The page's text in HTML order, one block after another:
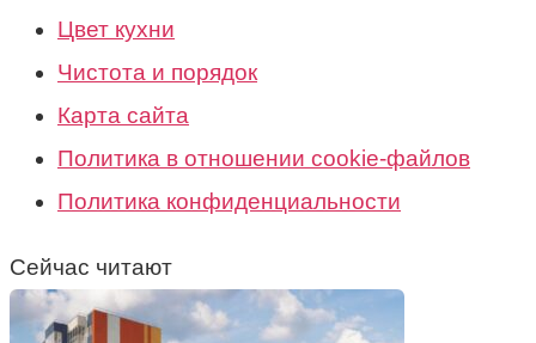
Цвет кухни
Чистота и порядок
Карта сайта
Политика в отношении cookie-файлов
Политика конфиденциальности
Сейчас читают